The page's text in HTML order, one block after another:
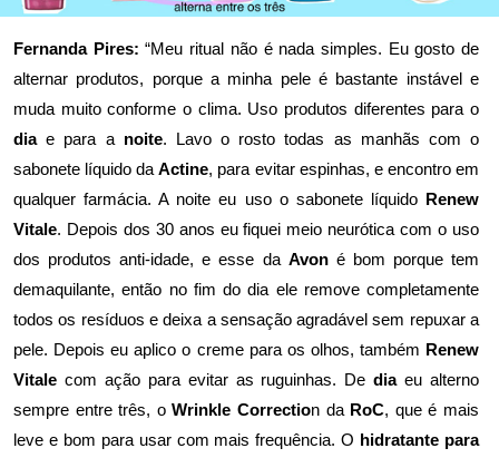
Fernanda Pires: “Meu ritual não é nada simples. Eu gosto de
alternar produtos, porque a minha pele é bastante instável e
muda muito conforme o clima. Uso produtos diferentes para o
diae para a noite. Lavo o rosto todas as manhãs com o
sabonete líquido daActine, para evitar espinhas, e encontro em
qualquer farmácia. A noite eu uso o sabonete líquido Renew
Vitale. Depois dos 30 anos eu fiquei meio neurótica com o uso
dos produtos anti-idade, e esse da Avoné bom porque tem
demaquilante, então no fim do dia ele remove completamente
todos os resíduos e deixa a sensação agradável sem repuxar a
pele. Depois eu aplico o creme para os olhos, também Renew
Vitale com ação para evitar as ruguinhas. Dediaeu alterno
sempre entre três, oWrinkle Correction da RoC, que é mais
leve e bom para usar com mais frequência. O hidratante para